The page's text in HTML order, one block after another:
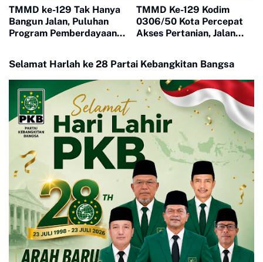
TMMD ke-129 Tak Hanya
Bangun Jalan, Puluhan
Program Pemberdayaan
TMMD Ke-129 Kodim
0306/50 Kota Percepat
Akses Pertanian, Jalan
Selamat Harlah ke 28 Partai Kebangkitan Bangsa